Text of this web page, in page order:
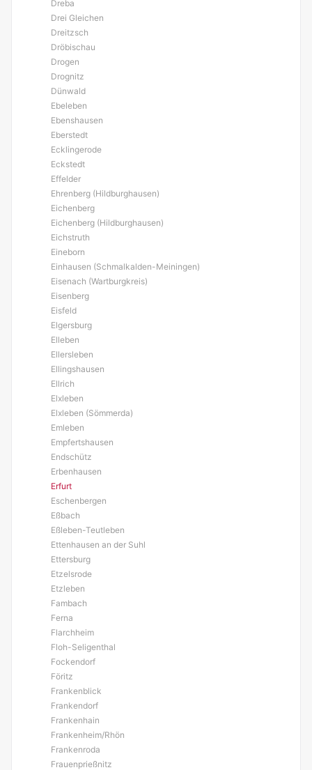
Dreba
Drei Gleichen
Dreitzsch
Dröbischau
Drogen
Drognitz
Dünwald
Ebeleben
Ebenshausen
Eberstedt
Ecklingerode
Eckstedt
Effelder
Ehrenberg (Hildburghausen)
Eichenberg
Eichenberg (Hildburghausen)
Eichstruth
Eineborn
Einhausen (Schmalkalden-Meiningen)
Eisenach (Wartburgkreis)
Eisenberg
Eisfeld
Elgersburg
Elleben
Ellersleben
Ellingshausen
Ellrich
Elxleben
Elxleben (Sömmerda)
Emleben
Empfertshausen
Endschütz
Erbenhausen
Erfurt
Eschenbergen
Eßbach
Eßleben-Teutleben
Ettenhausen an der Suhl
Ettersburg
Etzelsrode
Etzleben
Fambach
Ferna
Flarchheim
Floh-Seligenthal
Fockendorf
Föritz
Frankenblick
Frankendorf
Frankenhain
Frankenheim/Rhön
Frankenroda
Frauenprießnitz